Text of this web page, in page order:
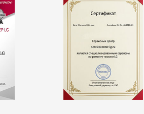
от 1700 ₽ Заказать
от 2600 ₽ Заказать
от 2600 ₽ Заказать